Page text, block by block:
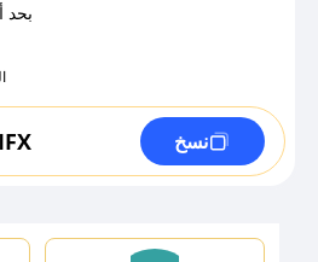
بحد أدنى
نسخ